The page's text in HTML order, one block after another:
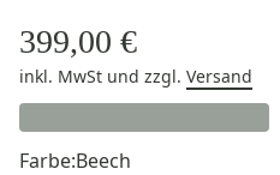
399,00 €
inkl. MwSt und zzgl. Versand
Farbe:Beech